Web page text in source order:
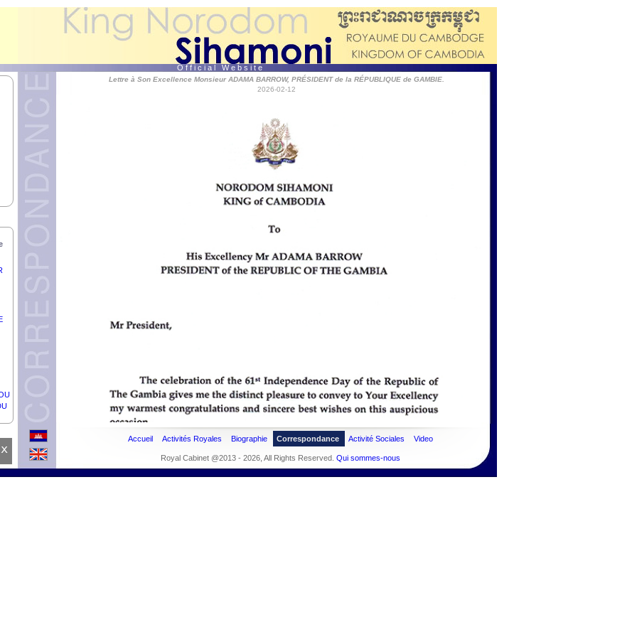
O f f i c i a l W e b s i t e
Lettre à Son Excellence Monsieur ADAMA BARROW, PRÉSIDENT de la RÉPUBLIQUE de GAMBIE.
2026-02-12
x
Accueil Activités Royales Biographie Correspondance Activité Sociales Video
Royal Cabinet @2013 - 2026, All Rights Reserved. Qui sommes-nous